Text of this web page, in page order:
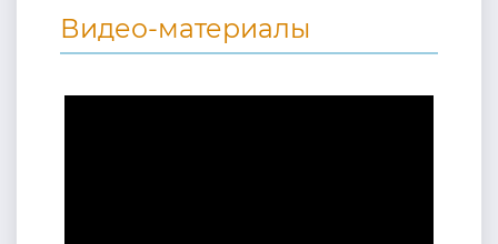
Видео-материалы